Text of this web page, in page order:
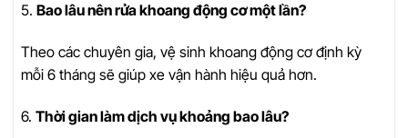
5. Bao lâu nên rửa khoang động cơ một lần?
Theo các chuyên gia, vệ sinh khoang động cơ định kỳ
mỗi 6 tháng sẽ giúp xe vận hành hiệu quả hơn.
6. Thời gian làm dịch vụ khoảng bao lâu?